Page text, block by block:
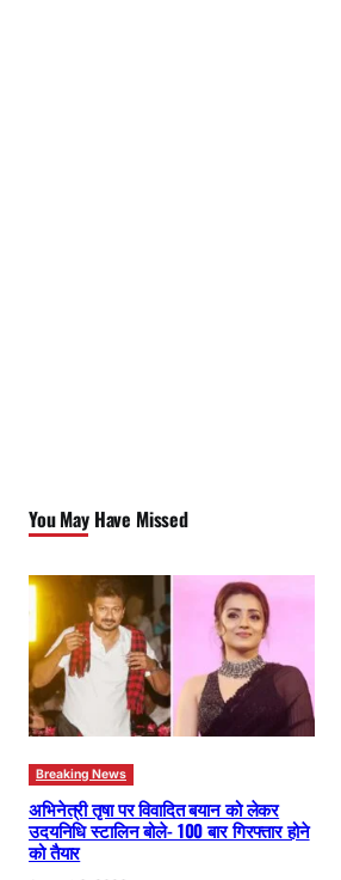
You May Have Missed
Breaking News
अभिनेत्री तृषा पर विवादित बयान को लेकर
उदयनिधि स्टालिन बोले- 100 बार गिरफ्तार होने
को तैयार